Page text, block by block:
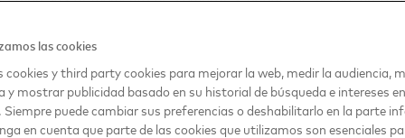
las empresas que no aceptaran pagos electrónicos de
pequeños negocios, si estos ofrecieran más opciones de pago.
las cookies
cookies y third party cookies para mejorar la web, medir la audiencia,
y mostrar publicidad basado en su historial de búsqueda e intereses
Siempre puede cambiar sus preferencias o deshabilitarlo en la parte
en cuenta que parte de las cookies que utilizamos son esenciales